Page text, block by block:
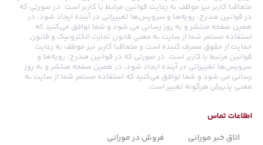
متعاقبا کاربر نیز موظف به رعایت قوانین مرتبط با کاربر است. در صورتی که
در قوانین مندرج، رویه‏‌ها و سرویس‏‌ها تغییراتی در آینده ایجاد شود، در
همین صفحه منتشر و به روز رسانی می شود و شما توافق می‏‌کنید که
استفاده مستمر شما از سایت به معنی قانون تجارت الکترونیک و قانون
حمایت از حقوق مصرف کننده است و متعاقبا کاربر نیز موظف به رعایت
قوانین مرتبط با کاربر است. در صورتی که در قوانین مندرج، رویه‏‌ها و
سرویس‏‌ها تغییراتی در آینده ایجاد شود، در همین صفحه منتشر و به روز
رسانی می شود و شما توافق می‏‌کنید که استفاده مستمر شما از سایت به
معنی پذیرش هرگونه تغییر است.
اطلاعات تماس
اتاق خبر مورانی فروش در مورانی